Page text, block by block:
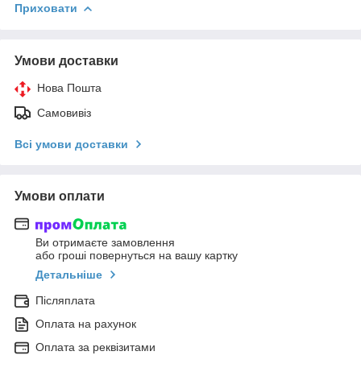
Приховати
Умови доставки
Нова Пошта
Самовивіз
Всі умови доставки
Умови оплати
Ви отримаєте замовлення
або гроші повернуться на вашу картку
Детальніше
Післяплата
Оплата на рахунок
Оплата за реквізитами